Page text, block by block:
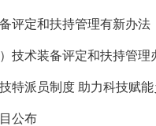
评定和扶持管理有新办法
技术装备评定和扶持管
特派员制度 助力科技赋
公布